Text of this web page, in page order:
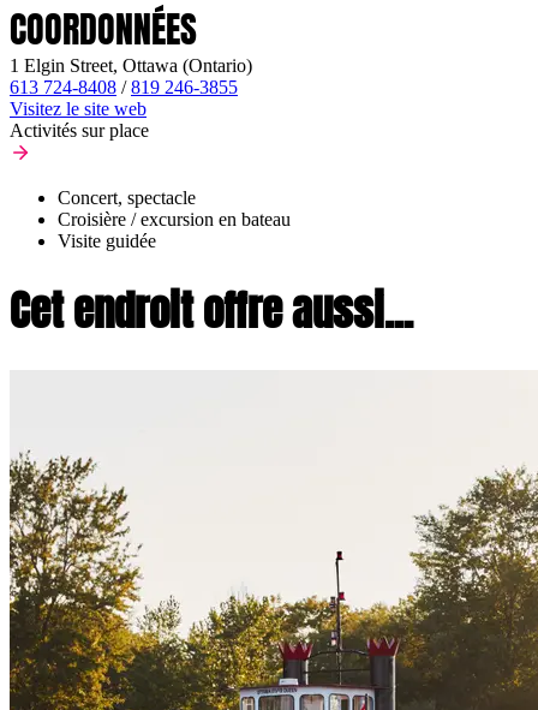
COORDONNÉES
1 Elgin Street, Ottawa (Ontario)
613 724-8408 /819 246-3855
Visitez le site web
Activités sur place
Concert, spectacle
Croisière / excursion en bateau
Visite guidée
Cet endroit offre aussi...